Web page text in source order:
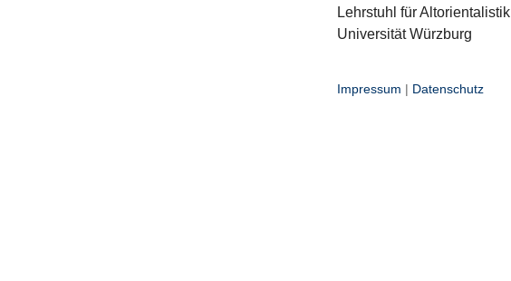
Lehrstuhl für Altorientalistik
Universität Würzburg
Impressum | Datenschutz